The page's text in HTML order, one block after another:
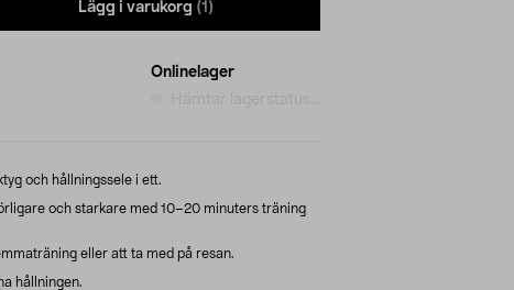
Lägg i varukorg (1)
Onlinelager
och hållningssele i ett.
och starkare med 10–20 minuters träning
eller att ta med på resan.
hållningen.